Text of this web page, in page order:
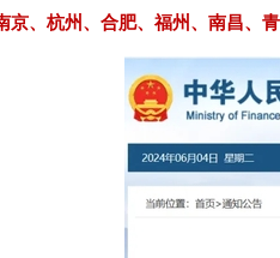
、杭州、合肥、福州、南昌、